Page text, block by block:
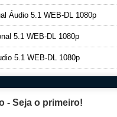
Áudio 5.1 WEB-DL 1080p
5.1 WEB-DL 1080p
5.1 WEB-DL 1080p
- Seja o primeiro!